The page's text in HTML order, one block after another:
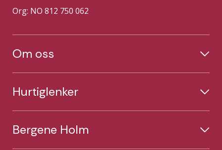
Org: NO 812 750 062
Om oss
Hurtiglenker
Bergene Holm